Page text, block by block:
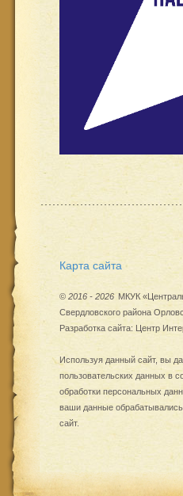
Карта сайта
© 2016 - 2026 МКУК
Свердловского района
Разработка сайта: Центр
Используя данный сайт, вы
пользовательских данных в
обработки персональных
ваши данные
сайт.